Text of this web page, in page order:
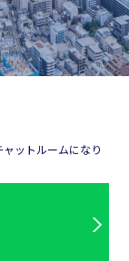
ットルームになり